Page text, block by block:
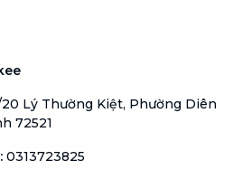
Lý Thường Kiệt, Phường Diên
72521
: 0313723825